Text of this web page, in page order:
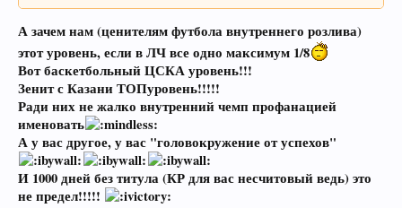
А зачем нам (ценителям футбола внутреннего розлива)
этот уровень, если в ЛЧ все одно максимум 1/8
Вот баскетбольный ЦСКА уровень!!!
Зенит с Казани ТОПуровень!!!!!
Ради них не жалко внутренний чемп профанацией
именовать
А у вас другое, у вас "головокружение от успехов"
И 1000 дней без титула (КР для вас несчитовый ведь) это
не предел!!!!!